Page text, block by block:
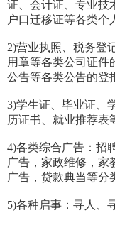
证、会计证、专业技
户口迁移证等各类个
2)营业执照、税务登
用章等各类公司证件
公告等各类公告的登
3)学生证、毕业证、
历证书、就业推荐表
4)各类综合广告：招
广告，家政维修，家
广告，贷款典当等分
5)各种启事：寻人、